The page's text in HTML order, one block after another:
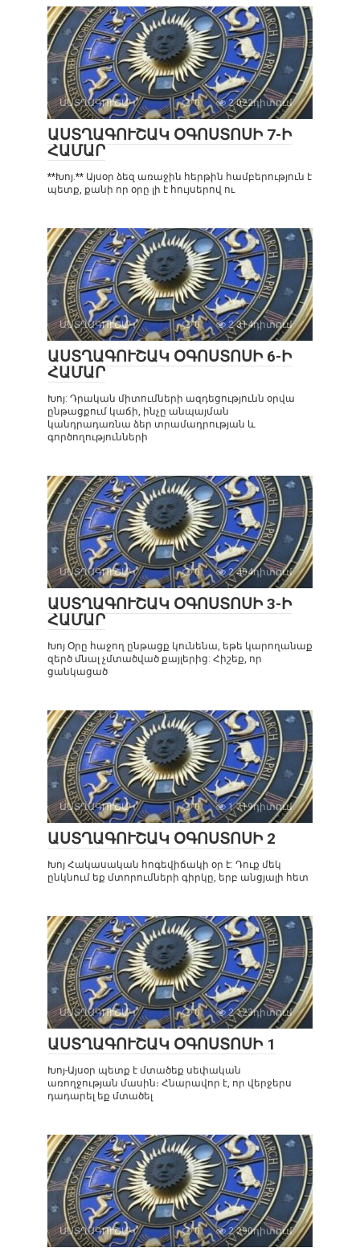
ԱՍՏՂԱԳՈՒՇԱԿ 0 2 022դիտում
ԱՍՏՂԱԳՈՒՇԱԿ ՕԳՈՍՏՈՍԻ 7-Ի
ՀԱՄԱՐ
**Խոյ.** Այսօր ձեզ առաջին հերթին համբերություն է
պետք, քանի որ օրը լի է հույսերով ու
ԱՍՏՂԱԳՈՒՇԱԿ 0 2 314դիտում
ԱՍՏՂԱԳՈՒՇԱԿ ՕԳՈՍՏՈՍԻ 6-Ի
ՀԱՄԱՐ
Խոյ: Դրական միտումների ազդեցությունն օրվա
ընթացքում կաճի, ինչը անպայման
կանդրադառնա ձեր տրամադրության և
գործողությունների
ԱՍՏՂԱԳՈՒՇԱԿ 0 2 404դիտում
ԱՍՏՂԱԳՈՒՇԱԿ ՕԳՈՍՏՈՍԻ 3-Ի
ՀԱՄԱՐ
Խոյ Օրը հաջող ընթացք կունենա, եթե կարողանաք
զերծ մնալ չմտածված քայլերից: Հիշեք, որ
ցանկացած
ԱՍՏՂԱԳՈՒՇԱԿ 0 1 719դիտում
ԱՍՏՂԱԳՈՒՇԱԿ ՕԳՈՍՏՈՍԻ 2
Խոյ Հակասական հոգեվիճակի օր է: Դուք մեկ
ընկնում եք մտորումների գիրկը, երբ անցյալի հետ
ԱՍՏՂԱԳՈՒՇԱԿ 0 2 123դիտում
ԱՍՏՂԱԳՈՒՇԱԿ ՕԳՈՍՏՈՍԻ 1
Խոյ-Այսօր պետք է մտածեք սեփական
առողջության մասին։ Հնարավոր է, որ վերջերս
դադարել եք մտածել
ԱՍՏՂԱԳՈՒՇԱԿ 0 2 290դիտում